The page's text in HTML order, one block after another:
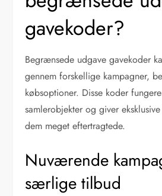
gavekoder?
Begrænsede udgave gavekoder
gennem forskellige kampagner,
købsoptioner. Disse koder
samlerobjekter og giver
dem meget eftertragtede.
Nuværende
særlige tilbud